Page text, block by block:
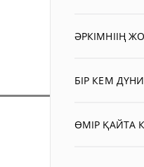
ӘРКІМНІІҢ
БІР КЕМ
ӨМІР ҚАЙТА